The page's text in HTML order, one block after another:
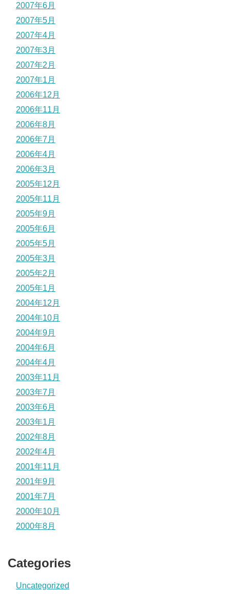
2007年6月
2007年5月
2007年4月
2007年3月
2007年2月
2007年1月
2006年12月
2006年11月
2006年8月
2006年7月
2006年4月
2006年3月
2005年12月
2005年11月
2005年9月
2005年6月
2005年5月
2005年3月
2005年2月
2005年1月
2004年12月
2004年10月
2004年9月
2004年6月
2004年4月
2003年11月
2003年7月
2003年6月
2003年1月
2002年8月
2002年4月
2001年11月
2001年9月
2001年7月
2000年10月
2000年8月
Categories
Uncategorized